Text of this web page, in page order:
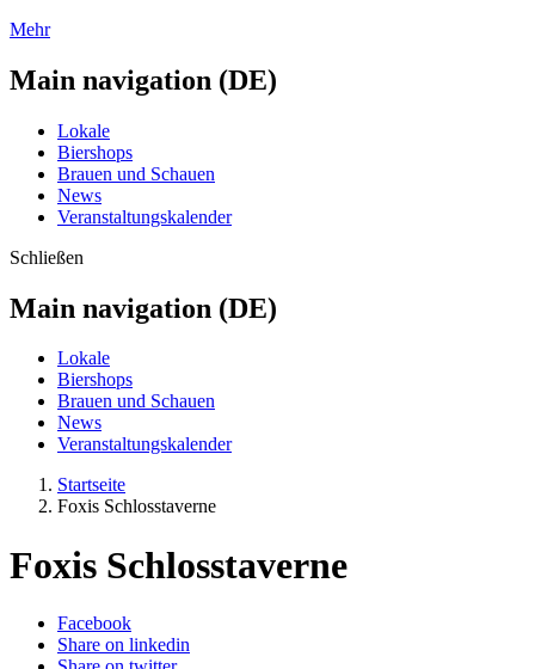
Mehr
Main navigation (DE)
Lokale
Biershops
Brauen und Schauen
News
Veranstaltungskalender
Schließen
Main navigation (DE)
Lokale
Biershops
Brauen und Schauen
News
Veranstaltungskalender
Startseite
Foxis Schlosstaverne
Foxis Schlosstaverne
Facebook
Share on linkedin